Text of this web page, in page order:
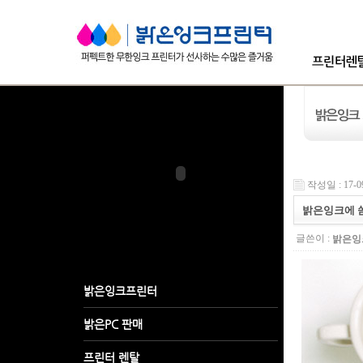
작성일 : 17-
밝은잉크에
글쓴이 : 밝은잉